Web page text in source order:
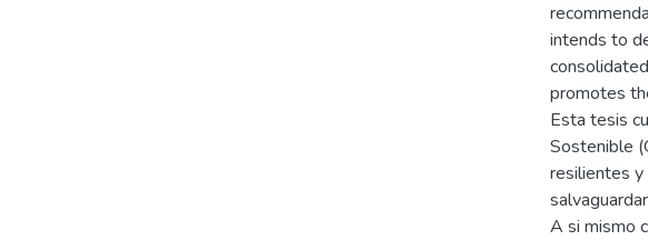
intends to
promotes
Esta tesis
Sostenible
resilientes
A si mismo